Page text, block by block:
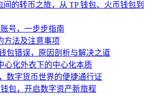
间的转币之旅，从 TP 钱包、火币钱包到
号，一步步指南
方法及注意事项
包错误，原因剖析与解决之道
心化外衣下的中心化本质
数字货币世界的便捷通行证
包，开启数字资产新旅程